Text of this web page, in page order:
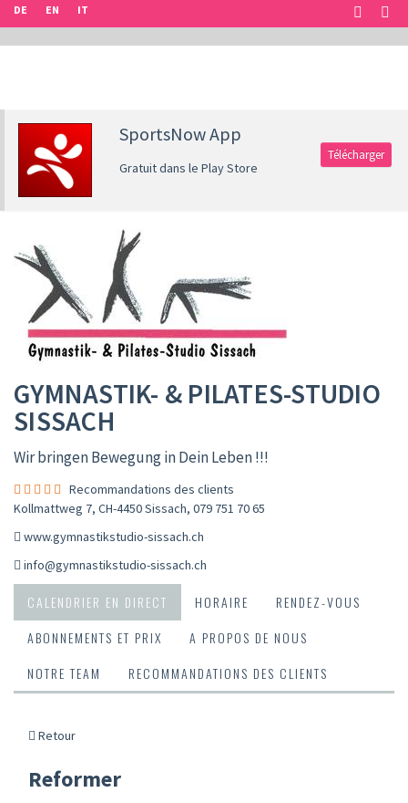
DE EN IT
SportsNow App
Gratuit dans le Play Store
Télécharger
GYMNASTIK- & PILATES-STUDIO
SISSACH
Wir bringen Bewegung in Dein Leben !!!
Recommandations des clients
Kollmattweg 7, CH-4450 Sissach, 079 751 70 65
www.gymnastikstudio-sissach.ch
info@gymnastikstudio-sissach.ch
CALENDRIER EN DIRECT HORAIRE
RENDEZ-VOUS
ABONNEMENTS ET PRIX
A PROPOS DE NOUS
NOTRE TEAM
RECOMMANDATIONS DES CLIENTS
Retour
Reformer